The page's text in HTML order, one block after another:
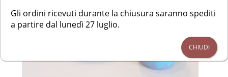
Gli ordini ricevuti durante la chiusura saranno spediti
a partire dal lunedì 27 luglio.
CHIUDI